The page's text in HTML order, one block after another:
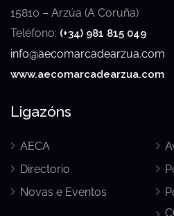
15810 – Arzúa (A Coruña)
Teléfono: (+34) 981 815 049
info@aecomarcadearzua.com
www.aecomarcadearzua.com
Ligazóns
AECA
Directorio
Novas e Eventos